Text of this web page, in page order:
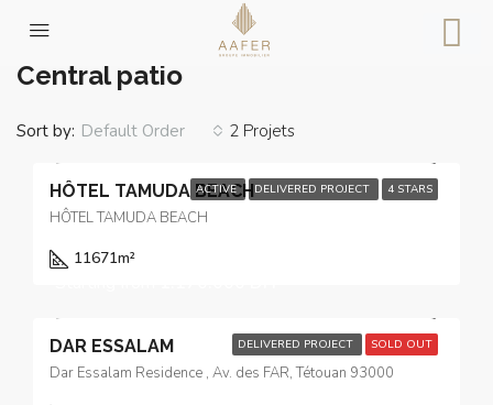
Home
Central patio
2 Projets
Sort by: Default Order
ACTIVE DELIVERED PROJECT 4 STARS
HÔTEL TAMUDA BEACH
HÔTEL TAMUDA BEACH
11671m²
DELIVERED PROJECT SOLD OUT
DAR ESSALAM
Dar Essalam Residence , Av. des FAR, Tétouan 93000